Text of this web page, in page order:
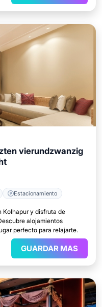
vierundzwanzig
Estacionamiento
Kolhapur y disfruta de
alojamientos
perfecto para relajarte.
GUARDAR MAS